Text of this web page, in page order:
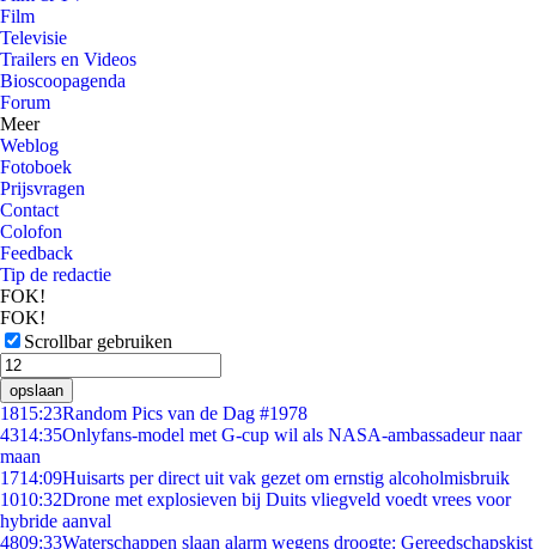
Film
Televisie
Trailers en Videos
Bioscoopagenda
Forum
Meer
Weblog
Fotoboek
Prijsvragen
Contact
Colofon
Feedback
Tip de redactie
FOK!
FOK!
Scrollbar gebruiken
opslaan
1815:23Random Pics van de Dag #1978
4314:35Onlyfans-model met G-cup wil als NASA-ambassadeur naar
maan
1714:09Huisarts per direct uit vak gezet om ernstig alcoholmisbruik
1010:32Drone met explosieven bij Duits vliegveld voedt vrees voor
hybride aanval
4809:33Waterschappen slaan alarm wegens droogte: Gereedschapskist